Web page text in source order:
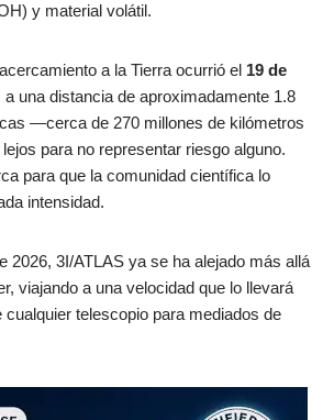
y material volátil.
a la Tierra ocurrió el 19 de
a una distancia de aproximadamente 1.8
—cerca de 270 millones de kilómetros
para no representar riesgo alguno.
para que la comunidad científica lo
intensidad.
2026, 3I/ATLAS ya se ha alejado más allá
viajando a una velocidad que lo llevará
cualquier telescopio para mediados de